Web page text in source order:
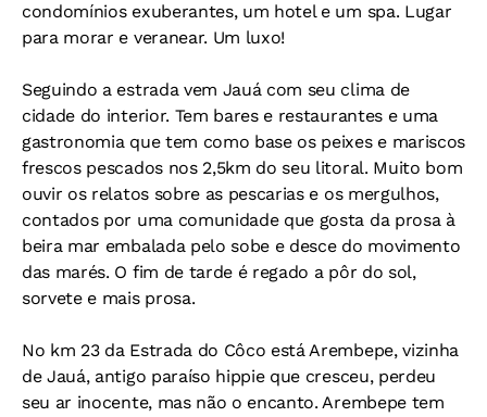
condomínios exuberantes, um hotel e um spa. Lugar
para morar e veranear. Um luxo!
Seguindo a estrada vem Jauá com seu clima de
cidade do interior. Tem bares e restaurantes e uma
gastronomia que tem como base os peixes e mariscos
frescos pescados nos 2,5km do seu litoral. Muito bom
ouvir os relatos sobre as pescarias e os mergulhos,
contados por uma comunidade que gosta da prosa à
beira mar embalada pelo sobe e desce do movimento
das marés. O fim de tarde é regado a pôr do sol,
sorvete e mais prosa.
No km 23 da Estrada do Côco está Arembepe, vizinha
de Jauá, antigo paraíso hippie que cresceu, perdeu
seu ar inocente, mas não o encanto. Arembepe tem